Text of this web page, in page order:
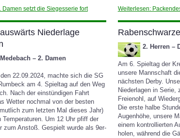
Damen setzt die Siegesserie fort Weiterlesen:
Niederlage
– 2. Damen
22.09.2024, machte sich die SG
am 4. Spieltag auf den Weg
Nach der einstündigen Fahrt
Wetter nochmal von der besten
zum letzten Mal dieses Jahr)
Temperaturen. Um 12 Uhr pfiff der
zum Anstoß. Gespielt wurde als 9er-
2. Herren –
Am 6. Spieltag der
unsere Mannschaft
nächsten Derby.
Niederlagen in Serie,
Freienohl, auf
Die erste halbe
Augenhöhe, unsere
einem kontrollierten
holen, während die